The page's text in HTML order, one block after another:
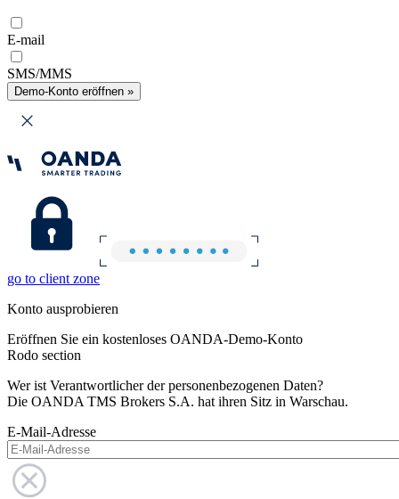
E-mail
SMS/MMS
Demo-Konto eröffnen »
go to client zone
Konto ausprobieren
Eröffnen Sie ein kostenloses OANDA-Demo-Konto
Rodo section
Wer ist Verantwortlicher der personenbezogenen Daten?
Die OANDA TMS Brokers S.A. hat ihren Sitz in Warschau.
E-Mail-Adresse